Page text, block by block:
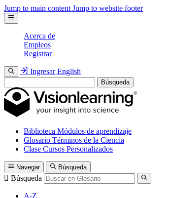
Jump to main content Jump to website footer
Acerca de
Empleos
Registrar
Ingresar English
Búsqueda
Biblioteca Módulos de aprendizaje
Glosario Términos de la Ciencia
Clase Cursos Personalizados
Navegar Búsqueda
Búsqueda
A-Z